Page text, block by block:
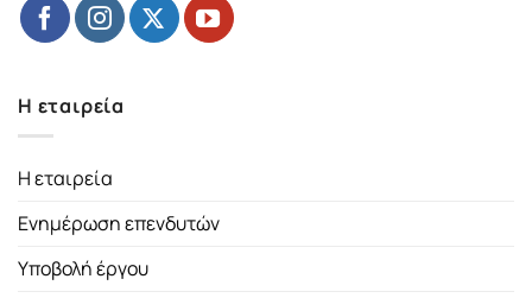
Η εταιρεία
Η εταιρεία
Ενημέρωση επενδυτών
Υποβολή έργου